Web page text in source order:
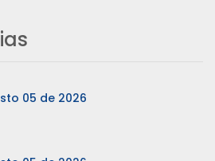
05 de 2026